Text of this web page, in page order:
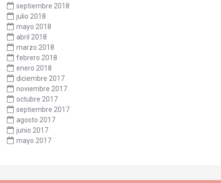
septiembre 2018
julio 2018
mayo 2018
abril 2018
marzo 2018
febrero 2018
enero 2018
diciembre 2017
noviembre 2017
octubre 2017
septiembre 2017
agosto 2017
junio 2017
mayo 2017